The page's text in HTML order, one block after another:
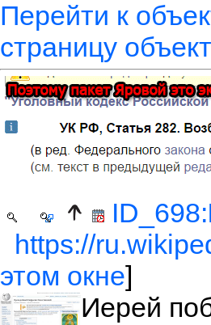
Перейти к
страницу
ID_698:
https://
этом окне]
Иерей